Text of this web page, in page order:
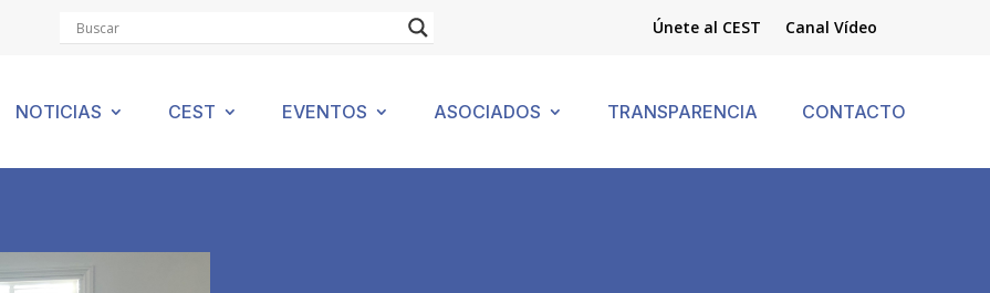
Únete al CEST Canal Vídeo
NOTICIAS CEST EVENTOS ASOCIADOS TRANSPARENCIA CONTACTO